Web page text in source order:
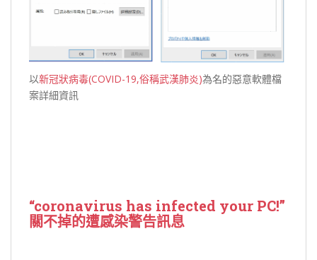
以新冠狀病毒(COVID-19,俗稱武漢肺炎)為名的惡意軟體檔
案詳細資訊
“coronavirus has infected your PC!”
關不掉的遭感染警告訊息